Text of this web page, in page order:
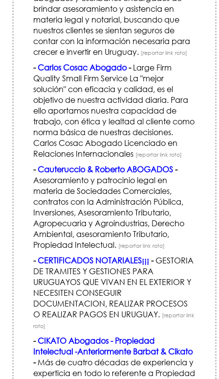
brindar asesoramiento y asistencia en
materia legal y notarial, buscando que
nuestros clientes se sientan seguros de
contar con la información necesaria para
crecer e invertir en Uruguay. [reportar link roto]
-Carlos Cosac Abogado-Large Firm
Quality Small Firm Service La "mejor
solución" con eficacia y calidad, es el
objetivo de nuestra actividad diaria. Para
ello aportamos nuestra capacidad de
trabajo, con ética y lealtad al cliente como
norma básica de nuestras decisiones.
Carlos Cosac Abogado Licenciado en
Relaciones Internacionales [reportar link roto]
-Cauteruccio & Roberto ABOGADOS-
Asesoramiento y patrocinio legal en
materia de Sociedades Comerciales,
contratos con la Administración Pública,
Inversiones, Asesoramiento Tributario,
Agropecuaria y Agroindustrias, Derecho
Ambiental, asesoramiento Tributario,
Propiedad Intelectual. [reportar link roto]
-CERTIFICADOS NOTARIALES¡¡¡ -GESTORIA
DE TRAMITES Y GESTIONES PARA
URUGUAYOS QUE VIVAN EN EL EXTERIOR Y
NECESITEN CONSEGUIR
DOCUMENTACION, REALIZAR PROCESOS
O REALIZAR PAGOS EN URUGUAY. [reportar link
roto]
-CIKATO Abogados - Propiedad
Intelectual -Anteriormente Barbat & Cikato
-Más de cuatro décadas de experiencia y
experticia en todo lo referente a Propiedad